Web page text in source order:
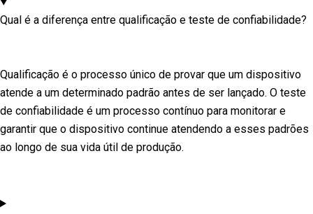
Qual é a diferença entre qualificação e teste de confiabilidade?
Qualificação é o processo único de provar que um dispositivo
atende a um determinado padrão antes de ser lançado. O teste
de confiabilidade é um processo contínuo para monitorar e
garantir que o dispositivo continue atendendo a esses padrões
ao longo de sua vida útil de produção.